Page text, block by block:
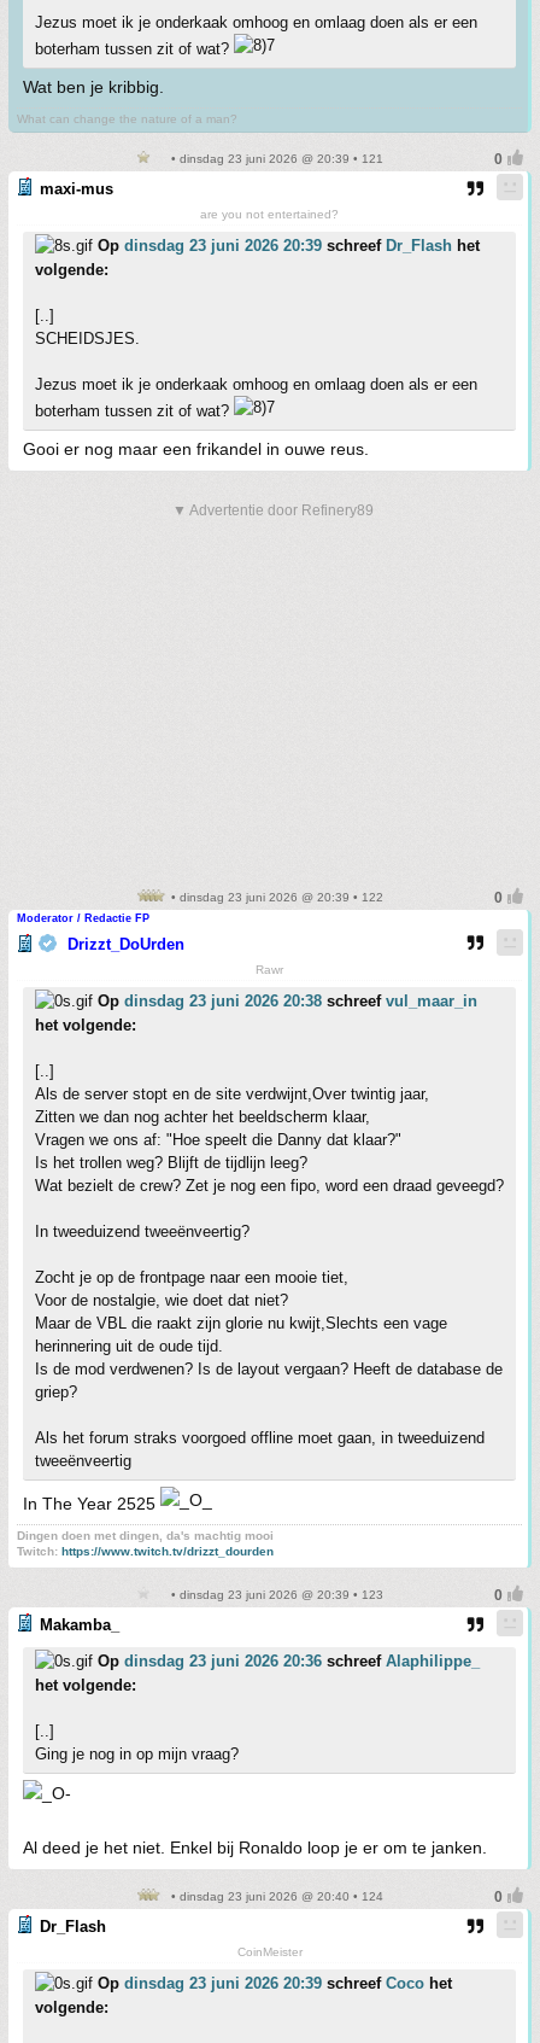
Jezus moet ik je onderkaak omhoog en omlaag doen als er een
boterham tussen zit of wat?
Wat ben je kribbig.
What can change the nature of a man?
• dinsdag 23 juni 2026 @ 20:39 • 121
maxi-mus
are you not entertained?
Op dinsdag 23 juni 2026 20:39 schreef Dr_Flash het
volgende:
[..]
SCHEIDSJES.
Jezus moet ik je onderkaak omhoog en omlaag doen als er een
boterham tussen zit of wat?
Gooi er nog maar een frikandel in ouwe reus.
▼ Advertentie door Refinery89
• dinsdag 23 juni 2026 @ 20:39 • 122
Moderator / Redactie FP
Drizzt_DoUrden
Rawr
Op dinsdag 23 juni 2026 20:38 schreef vul_maar_in
het volgende:
[..]
Als de server stopt en de site verdwijnt,Over twintig jaar,
Zitten we dan nog achter het beeldscherm klaar,
Vragen we ons af: "Hoe speelt die Danny dat klaar?"
Is het trollen weg? Blijft de tijdlijn leeg?
Wat bezielt de crew? Zet je nog een fipo, word een draad geveegd?
In tweeduizend tweeënveertig?
Zocht je op de frontpage naar een mooie tiet,
Voor de nostalgie, wie doet dat niet?
Maar de VBL die raakt zijn glorie nu kwijt,Slechts een vage
herinnering uit de oude tijd.
Is de mod verdwenen? Is de layout vergaan? Heeft de database de
griep?
Als het forum straks voorgoed offline moet gaan, in tweeduizend
tweeënveertig
In The Year 2525
Dingen doen met dingen, da's machtig mooi
Twitch: https://www.twitch.tv/drizzt_dourden
• dinsdag 23 juni 2026 @ 20:39 • 123
Makamba_
Op dinsdag 23 juni 2026 20:36 schreef Alaphilippe_
het volgende:
[..]
Ging je nog in op mijn vraag?
Al deed je het niet. Enkel bij Ronaldo loop je er om te janken.
• dinsdag 23 juni 2026 @ 20:40 • 124
Dr_Flash
CoinMeister
Op dinsdag 23 juni 2026 20:39 schreef Coco het
volgende: